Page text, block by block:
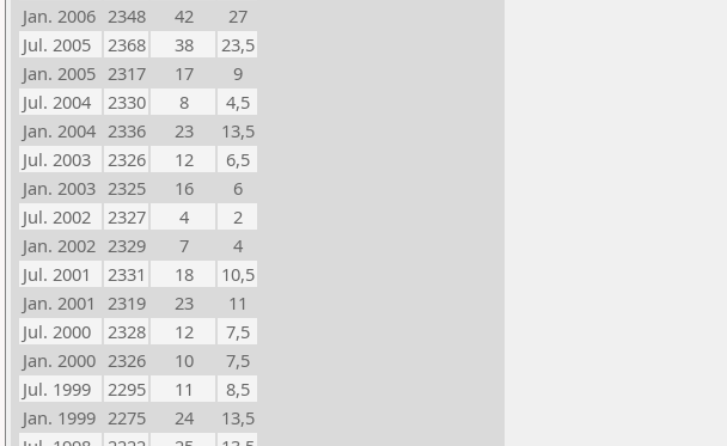
Jan. 2006 2348 42
27
Jul. 2005
2368 38
23,5
Jan. 2005 2317 17
9
Jul. 2004
2330 8
4,5
Jan. 2004 2336 23
13,5
Jul. 2003
2326 12
6,5
Jan. 2003 2325 16
6
Jul. 2002
2327 4
2
Jan. 2002 2329 7
4
Jul. 2001
2331 18
10,5
Jan. 2001 2319 23
11
Jul. 2000
2328 12
7,5
Jan. 2000 2326 10
7,5
Jul. 1999
2295 11
8,5
Jan. 1999 2275 24
13,5